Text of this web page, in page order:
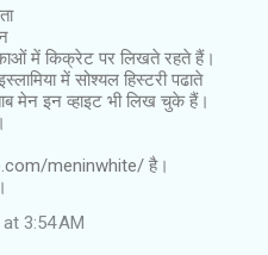
में किक्रेट पर लिखते रहते हैं।
में सोश्‍यल हिस्‍टरी पढाते
मेन इन व्‍हाइट भी लिख चुके हैं।
meninwhite/ है।
3:54 AM